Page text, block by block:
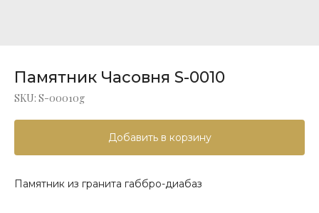
Памятник Часовня S-0010
SKU: S-00010g
Добавить в корзину
Памятник из гранита габбро-диабаз